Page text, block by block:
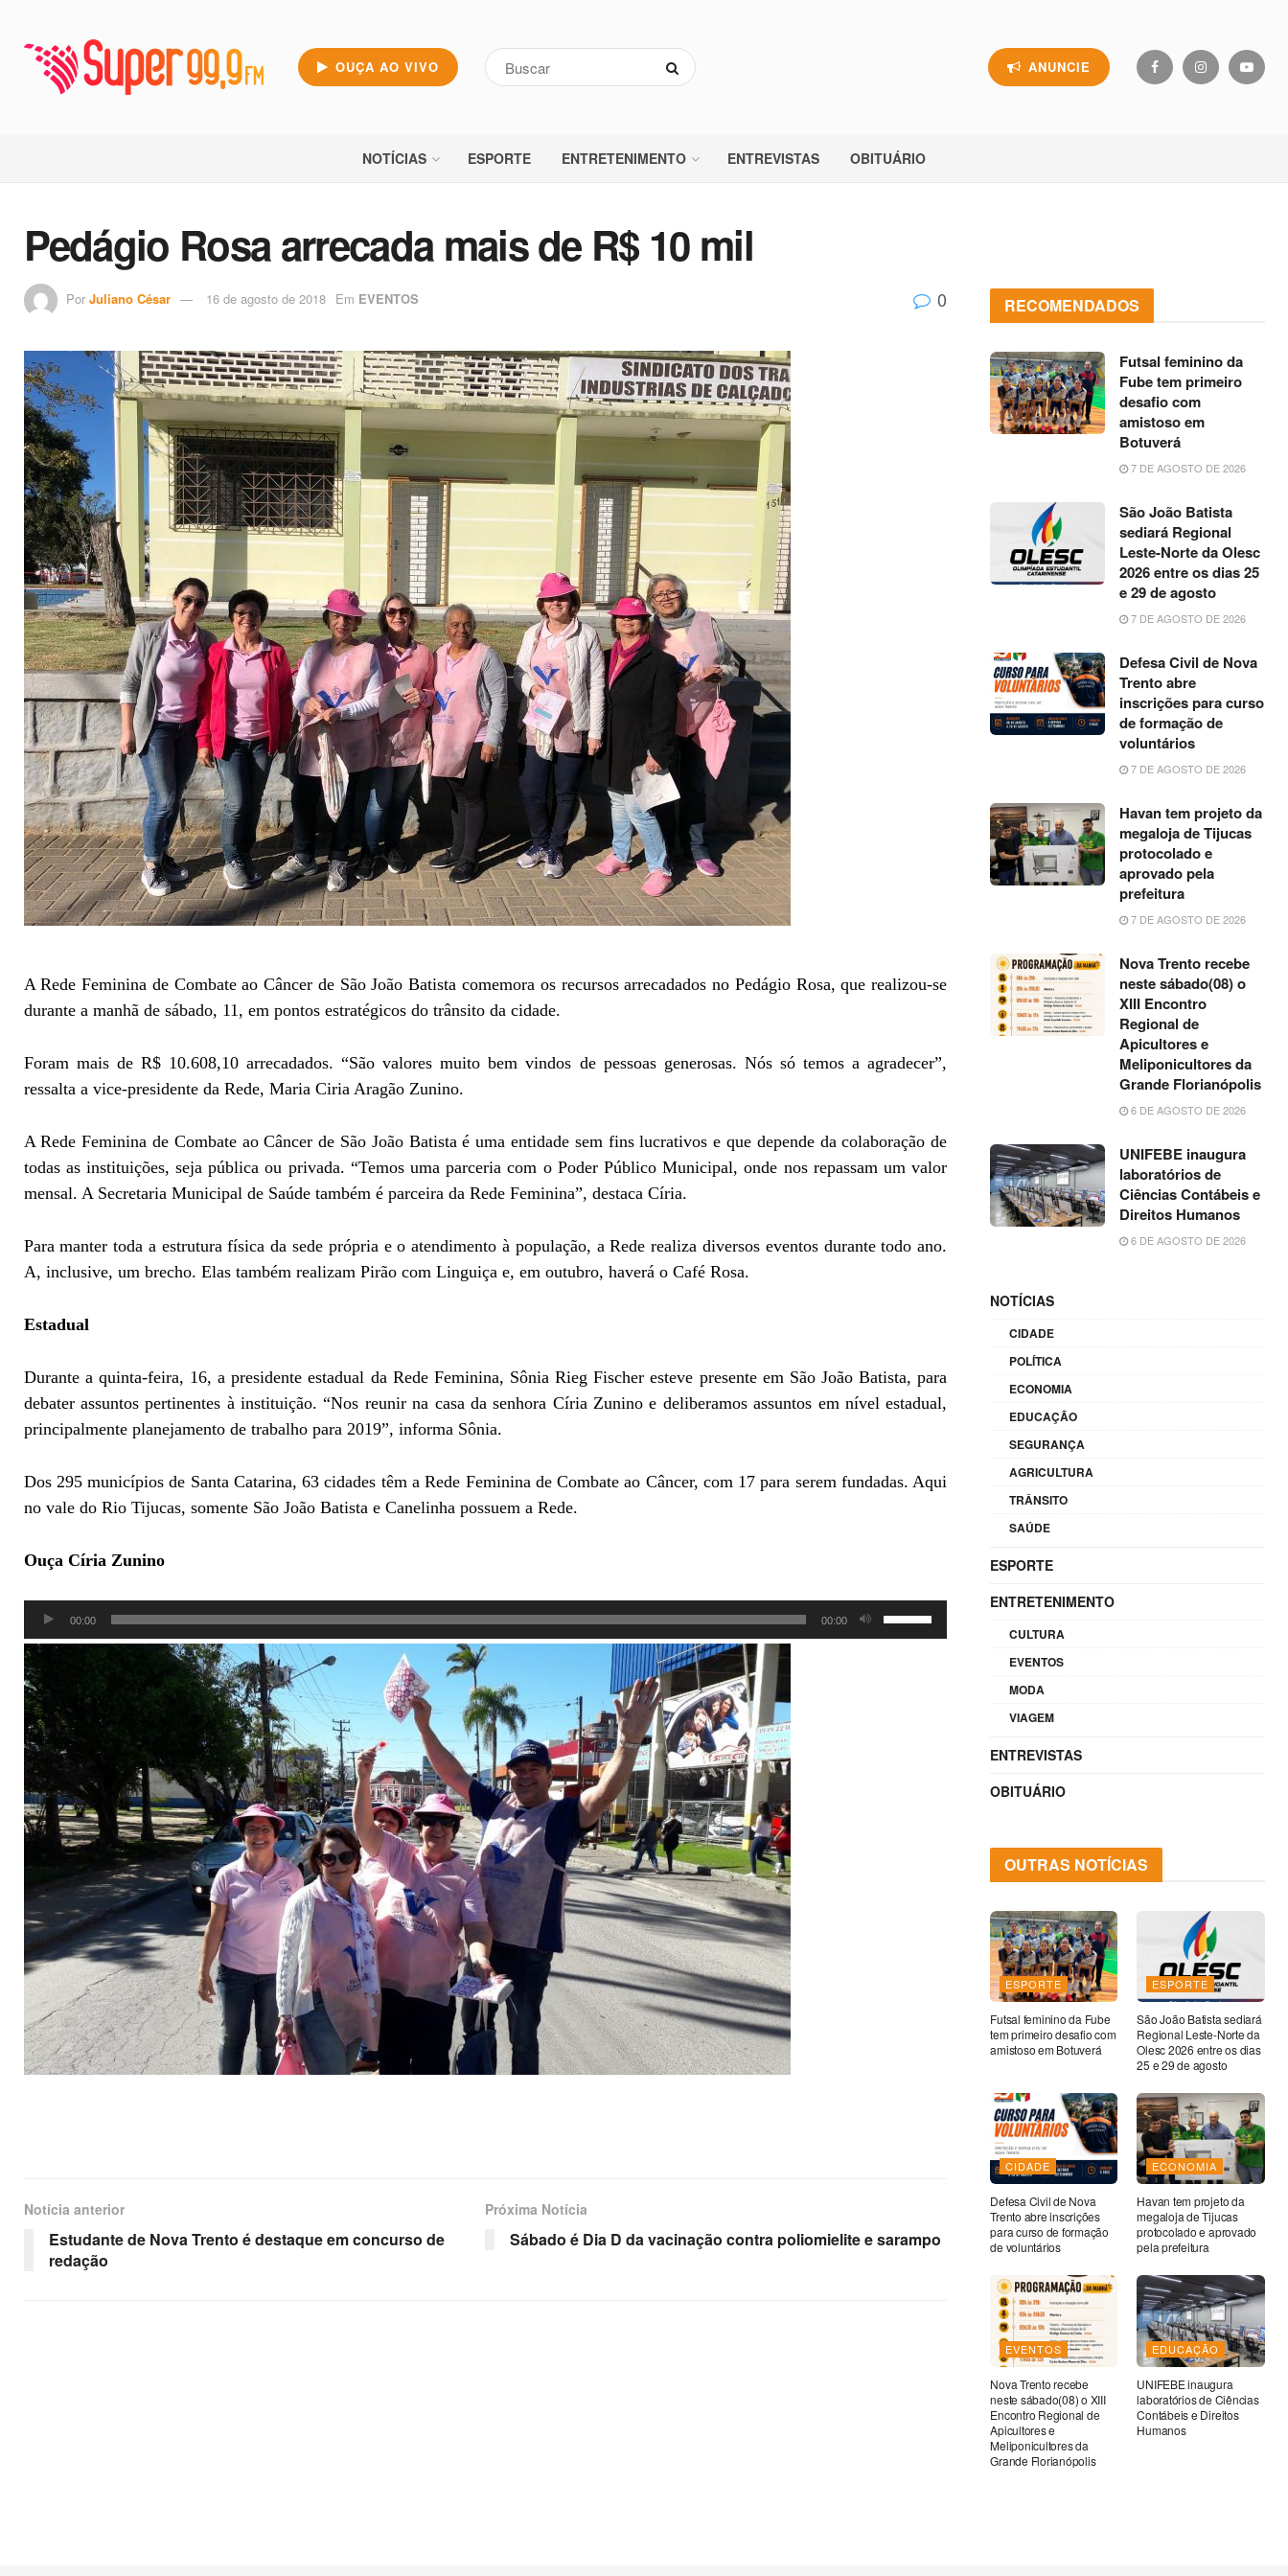
OUÇA AO VIVO ANUNCIE
NOTÍCIAS ESPORTE ENTRETENIMENTO ENTREVISTAS OBITUÁRIO
Pedágio Rosa arrecada mais de R$ 10 mil
Por Juliano César 16 de agosto de 2018 Em EVENTOS 0
A Rede Feminina de Combate ao Câncer de São João Batista comemora os recursos arrecadados no Pedágio Rosa, que realizou-se
durante a manhã de sábado, 11, em pontos estratégicos do trânsito da cidade.
Foram mais de R$ 10.608,10 arrecadados. “São valores muito bem vindos de pessoas generosas. Nós só temos a agradecer”,
ressalta a vice-presidente da Rede, Maria Ciria Aragão Zunino.
A Rede Feminina de Combate ao Câncer de São João Batista é uma entidade sem fins lucrativos e que depende da colaboração de
todas as instituições, seja pública ou privada. “Temos uma parceria com o Poder Público Municipal, onde nos repassam um valor
mensal. A Secretaria Municipal de Saúde também é parceira da Rede Feminina”, destaca Círia.
Para manter toda a estrutura física da sede própria e o atendimento à população, a Rede realiza diversos eventos durante todo ano.
A, inclusive, um brecho. Elas também realizam Pirão com Linguiça e, em outubro, haverá o Café Rosa.
Estadual
Durante a quinta-feira, 16, a presidente estadual da Rede Feminina, Sônia Rieg Fischer esteve presente em São João Batista, para
debater assuntos pertinentes à instituição. “Nos reunir na casa da senhora Círia Zunino e deliberamos assuntos em nível estadual,
principalmente planejamento de trabalho para 2019”, informa Sônia.
Dos 295 municípios de Santa Catarina, 63 cidades têm a Rede Feminina de Combate ao Câncer, com 17 para serem fundadas. Aqui
no vale do Rio Tijucas, somente São João Batista e Canelinha possuem a Rede.
Ouça Círia Zunino
Tocador
de
áudio
00:00 00:00
as
Notícia anterior
Estudante de Nova Trento é destaque em concurso de
redação
Próxima Notícia
Sábado é Dia D da vacinação contra poliomielite e sarampo
RECOMENDADOS
Futsal feminino da
Fube tem primeiro
desafio com
amistoso em
Botuverá
7 DE AGOSTO DE 2026
São João Batista
sediará Regional
Leste-Norte da Olesc
2026 entre os dias 25
e 29 de agosto
7 DE AGOSTO DE 2026
Defesa Civil de Nova
Trento abre
inscrições para curso
de formação de
voluntários
7 DE AGOSTO DE 2026
Havan tem projeto da
megaloja de Tijucas
protocolado e
aprovado pela
prefeitura
7 DE AGOSTO DE 2026
Nova Trento recebe
neste sábado(08) o
XIII Encontro
Regional de
Apicultores e
Meliponicultores da
Grande Florianópolis
6 DE AGOSTO DE 2026
UNIFEBE inaugura
laboratórios de
Ciências Contábeis e
Direitos Humanos
6 DE AGOSTO DE 2026
NOTÍCIAS
CIDADE
POLÍTICA
ECONOMIA
EDUCAÇÃO
SEGURANÇA
AGRICULTURA
TRÂNSITO
SAÚDE
ESPORTE
ENTRETENIMENTO
CULTURA
EVENTOS
MODA
VIAGEM
ENTREVISTAS
OBITUÁRIO
OUTRAS NOTÍCIAS
ESPORTE
Futsal feminino da Fube
tem primeiro desafio com
amistoso em Botuverá
ESPORTE
São João Batista sediará
Regional Leste-Norte da
Olesc 2026 entre os dias
25 e 29 de agosto
CIDADE
Defesa Civil de Nova
Trento abre inscrições
para curso de formação
de voluntários
ECONOMIA
Havan tem projeto da
megaloja de Tijucas
protocolado e aprovado
pela prefeitura
EVENTOS
Nova Trento recebe
neste sábado(08) o XIII
Encontro Regional de
Apicultores e
Meliponicultores da
Grande Florianópolis
EDUCAÇÃO
UNIFEBE inaugura
laboratórios de Ciências
Contábeis e Direitos
Humanos